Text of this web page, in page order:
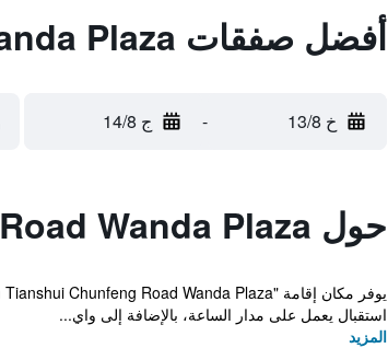
أفضل صفقات Jinjiang Inn Tianshui Chunfeng Road Wanda Plaza
خ 13/8 - ج 14/8
حول Jinjiang Inn Tianshui Chunfeng Road Wanda Plaza
استقبال يعمل على مدار الساعة، بالإضافة إلى واي...
المزيد